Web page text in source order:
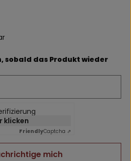
von 0 von 5 Sternen
sobald das Produkt wieder
klicken
FriendlyCaptcha ⇗
mich